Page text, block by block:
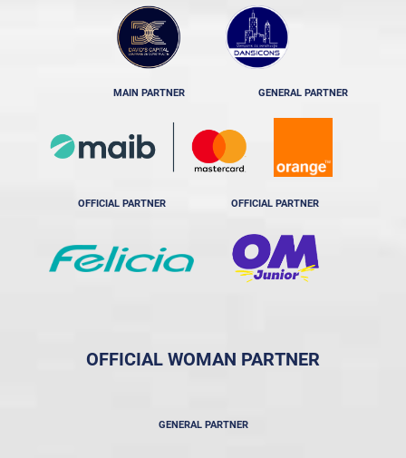
MAIN PARTNER GENERAL PARTNER
OFFICIAL PARTNER OFFICIAL PARTNER
OFFICIAL WOMAN PARTNER
GENERAL PARTNER